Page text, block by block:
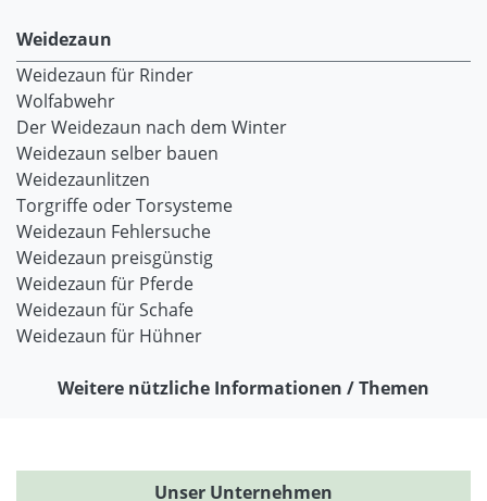
Weidezaun
Weidezaun für Rinder
Wolfabwehr
Der Weidezaun nach dem Winter
Weidezaun selber bauen
Weidezaunlitzen
Torgriffe oder Torsysteme
Weidezaun Fehlersuche
Weidezaun preisgünstig
Weidezaun für Pferde
Weidezaun für Schafe
Weidezaun für Hühner
Weitere nützliche Informationen / Themen
Unser Unternehmen